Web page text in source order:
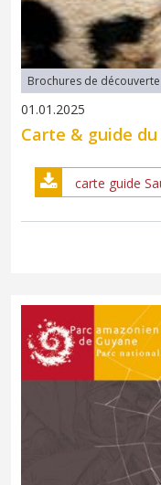
Brochures de découverte
01.01.2025
Carte & guide
carte guide